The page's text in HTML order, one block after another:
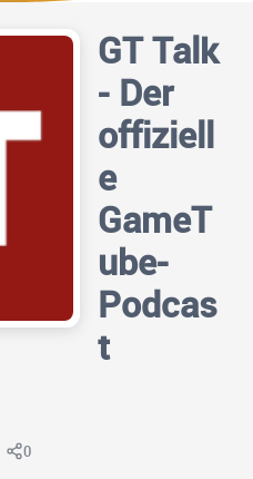
GT Talk
- Der
offiziell
e
GameT
ube-
Podcas
t
0